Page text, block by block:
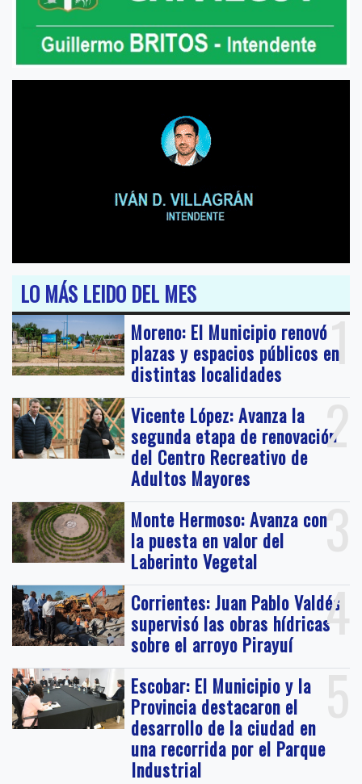
LO MÁS LEIDO DEL MES
1
Moreno: El Municipio renovó
plazas y espacios públicos en
distintas localidades
2
Vicente López: Avanza la
segunda etapa de renovación
del Centro Recreativo de
Adultos Mayores
3
Monte Hermoso: Avanza con
la puesta en valor del
Laberinto Vegetal
4
Corrientes: Juan Pablo Valdés
supervisó las obras hídricas
sobre el arroyo Pirayuí
5
Escobar: El Municipio y la
Provincia destacaron el
desarrollo de la ciudad en
una recorrida por el Parque
Industrial